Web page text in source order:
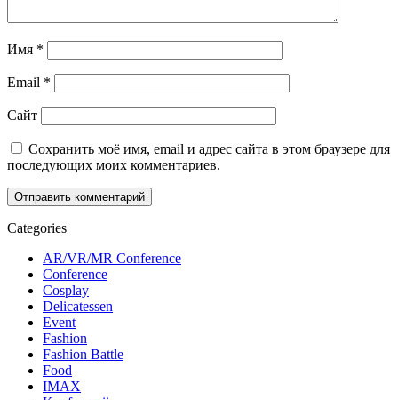
Имя *
Email *
Сайт
Сохранить моё имя, email и адрес сайта в этом браузере для
последующих моих комментариев.
Categories
AR/VR/MR Conference
Conference
Cosplay
Delicatessen
Event
Fashion
Fashion Battle
Food
IMAX